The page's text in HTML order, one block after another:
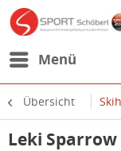
Menü
Übersicht
Leki